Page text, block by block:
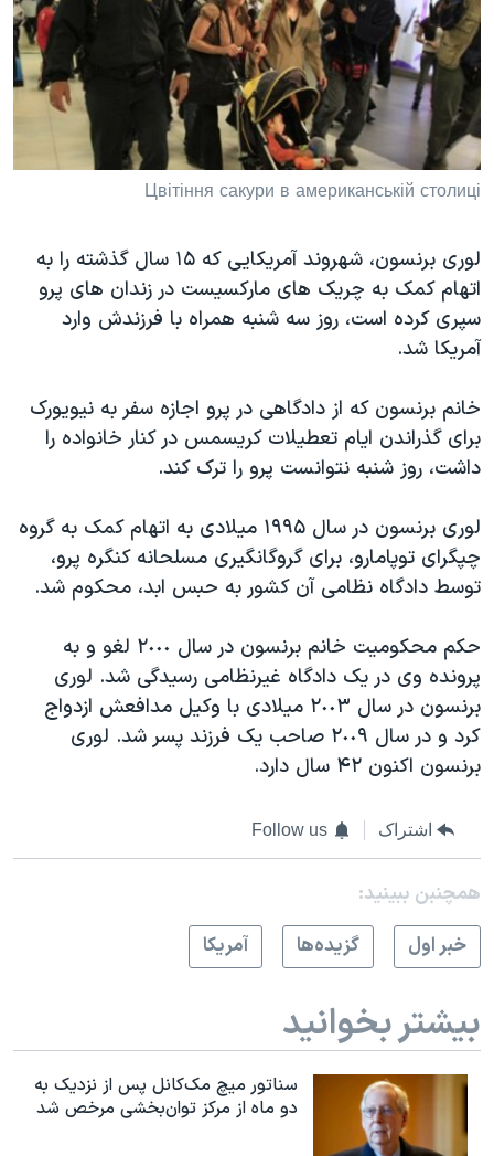
فرهنگ و زندگی
حقوق شهروندی
اقتصادی
علم و فناوری
اسرائیل در جنگ
آرشیو پخش زنده
مستندها
انتخابات ریاست جمهوری آمریکا ۲۰۲۴
حمله جمهوری اسلامی به اسرائیل
رمز مهسا
ورزش زنان در ایران
مجموعه مستندهای دادخواهی
تریبونال مردمی آبان ۹۸
دادگاه حمید نوری
قانون شفافیت دارائی کادر رهبری ایران
اعتراضات مردمی آبان ۹۸
نرگس محمدی برنده جایزه نوبل صلح
همایش محافظه‌کاران آمریکا «سی‌پک»
سفر پرزیدنت ترامپ به چین
دنبال کنید
زبانهای مختلف
Цвітіння сакури в американській столиці
لوری برنسون، شهروند آمريکايی که ۱۵ سال گذشته را به
اتهام کمک به چريک های مارکسيست در زندان های پرو
سپری کرده است، روز سه شنبه همراه با فرزندش وارد
آمريکا شد.
خانم برنسون که از دادگاهی در پرو اجازه سفر به نيويورک
برای گذراندن ايام تعطيلات کريسمس در کنار خانواده را
داشت، روز شنبه نتوانست پرو را ترک کند.
لوری برنسون در سال ۱۹۹۵ ميلادی به اتهام کمک به گروه
چپگرای توپامارو، برای گروگانگيری مسلحانه کنگره پرو،
توسط دادگاه نظامی آن کشور به حبس ابد، محکوم شد.
حکم محکوميت خانم برنسون در سال ٢٠٠٠ لغو و به
پرونده وی در يک دادگاه غيرنظامی رسيدگی شد. لوری
برنسون در سال ٢٠٠۳ ميلادی با وکيل مدافعش ازدواج
کرد و در سال ٢٠٠۹ صاحب يک فرزند پسر شد. لوری
برنسون اکنون ۴٢ سال دارد.
اشتراک Follow us
همچنبن ببینید:
خبر اول
گزيده‌ها آمريکا
بیشتر بخوانید
سناتور میچ مک‌کانل پس از نزدیک به
دو ماه از مرکز توان‌بخشی مرخص شد